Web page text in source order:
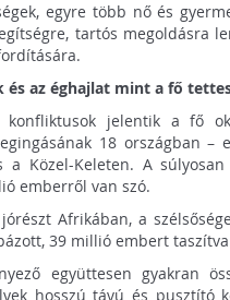
egyre több nő és
tartós megoldásra
és az éghajlat mint a fő
konfliktusok jelentik a fő
18 országban –
a Közel-Keleten. A
emberről van szó.
Afrikában, a
39 millió embert
együttesen gyakran
hosszú távú és pusztító